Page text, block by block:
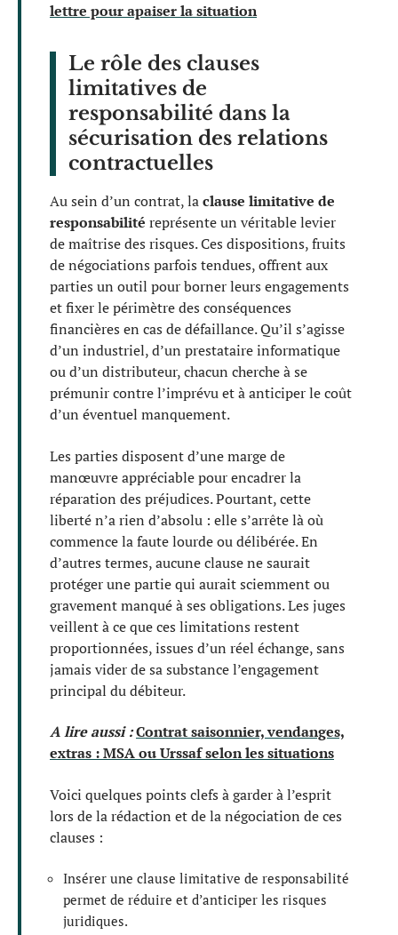
lettre pour apaiser la situation
Le rôle des clauses
limitatives de
responsabilité dans la
sécurisation des relations
contractuelles
Au sein d’un contrat, laclause limitative de
responsabilité représente un véritable levier
de maîtrise des risques. Ces dispositions, fruits
de négociations parfois tendues, offrent aux
parties un outil pour borner leurs engagements
et fixer le périmètre des conséquences
financières en cas de défaillance. Qu’il s’agisse
d’un industriel, d’un prestataire informatique
ou d’un distributeur, chacun cherche à se
prémunir contre l’imprévu et à anticiper le coût
d’un éventuel manquement.
Les parties disposent d’une marge de
manœuvre appréciable pour encadrer la
réparation des préjudices. Pourtant, cette
liberté n’a rien d’absolu : elle s’arrête là où
commence la faute lourde ou délibérée. En
d’autres termes, aucune clause ne saurait
protéger une partie qui aurait sciemment ou
gravement manqué à ses obligations. Les juges
veillent à ce que ces limitations restent
proportionnées, issues d’un réel échange, sans
jamais vider de sa substance l’engagement
principal du débiteur.
A lire aussi :Contrat saisonnier, vendanges,
extras : MSA ou Urssaf selon les situations
Voici quelques points clefs à garder à l’esprit
lors de la rédaction et de la négociation de ces
clauses :
Insérer une clause limitative de responsabilité
permet de réduire et d’anticiper les risques
juridiques.